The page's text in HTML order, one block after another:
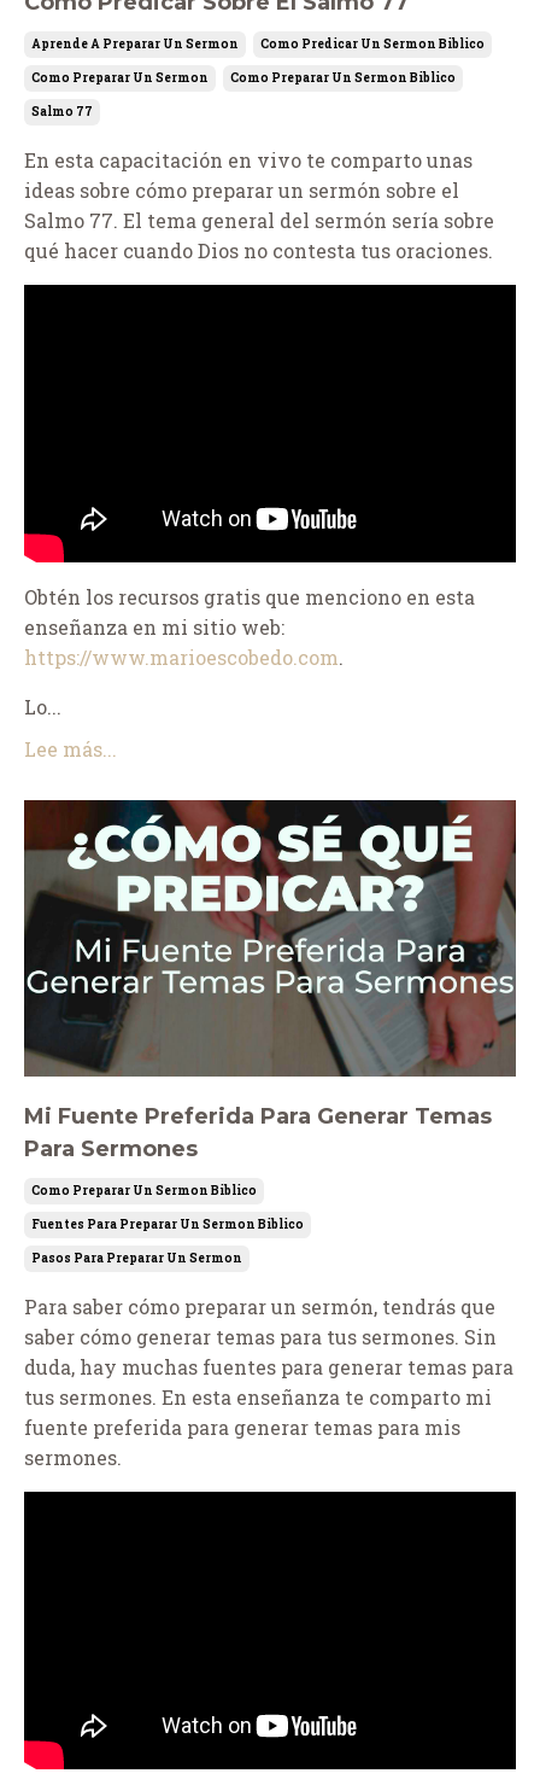
Aprende A Preparar Un Sermon Como Predicar Un Sermon Biblico
Como Preparar Un Sermon Como Preparar Un Sermon Biblico
Salmo 77
En esta capacitación en vivo te comparto unas
ideas sobre cómo preparar un sermón sobre el
Salmo 77. El tema general del sermón sería sobre
qué hacer cuando Dios no contesta tus oraciones.
Obtén los recursos gratis que menciono en esta
enseñanza en mi sitio web:
https://www.marioescobedo.com.
Lo...
Lee más...
Mi Fuente Preferida Para Generar Temas
Para Sermones
Como Preparar Un Sermon Biblico
Fuentes Para Preparar Un Sermon Biblico
Pasos Para Preparar Un Sermon
Para saber cómo preparar un sermón, tendrás que
saber cómo generar temas para tus sermones. Sin
duda, hay muchas fuentes para generar temas para
tus sermones. En esta enseñanza te comparto mi
fuente preferida para generar temas para mis
sermones.